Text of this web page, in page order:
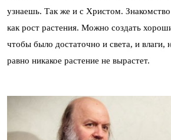
узнаешь. Так же и с Христом.
как рост растения. Можно создать
чтобы было достаточно и света, и влаги,
равно никакое растение не вырастет.